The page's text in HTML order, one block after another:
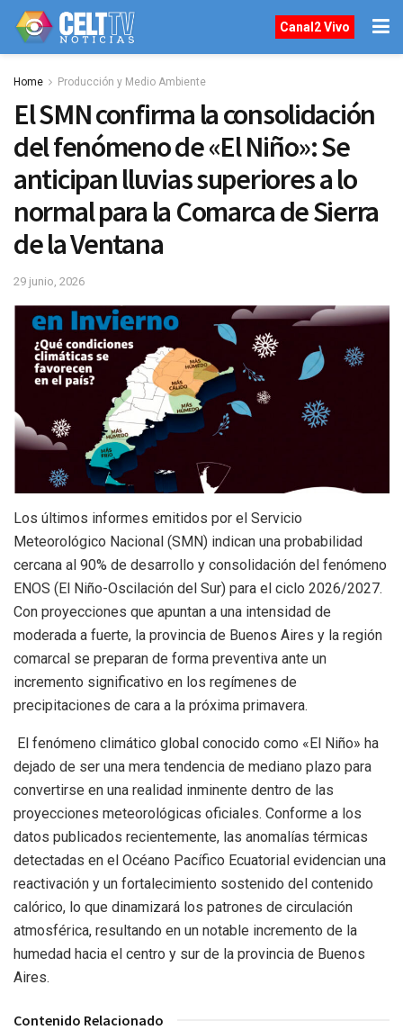
Canal2 Vivo
Home Producción y Medio Ambiente
El SMN confirma la consolidación
del fenómeno de «El Niño»: Se
anticipan lluvias superiores a lo
normal para la Comarca de Sierra
de la Ventana
29 junio, 2026
Los últimos informes emitidos por el Servicio
Meteorológico Nacional (SMN) indican una probabilidad
cercana al 90% de desarrollo y consolidación del fenómeno
ENOS (El Niño-Oscilación del Sur) para el ciclo 2026/2027.
Con proyecciones que apuntan a una intensidad de
moderada a fuerte, la provincia de Buenos Aires y la región
comarcal se preparan de forma preventiva ante un
incremento significativo en los regímenes de
precipitaciones de cara a la próxima primavera.
El fenómeno climático global conocido como «El Niño» ha
dejado de ser una mera tendencia de mediano plazo para
convertirse en una realidad inminente dentro de las
proyecciones meteorológicas oficiales. Conforme a los
datos publicados recientemente, las anomalías térmicas
detectadas en el Océano Pacífico Ecuatorial evidencian una
reactivación y un fortalecimiento sostenido del contenido
calórico, lo que dinamizará los patrones de circulación
atmosférica, resultando en un notable incremento de la
humedad hacia el centro y sur de la provincia de Buenos
Aires.
Contenido Relacionado